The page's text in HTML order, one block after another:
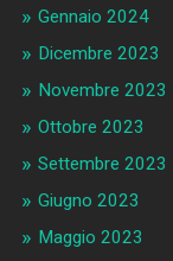
Gennaio 2024
Dicembre 2023
Novembre 2023
Ottobre 2023
Settembre 2023
Giugno 2023
Maggio 2023